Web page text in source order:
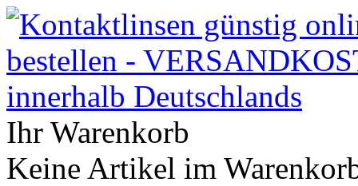
Ihr Warenkorb
Keine Artikel im